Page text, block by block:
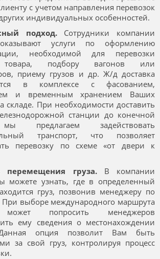
с учетом направления перевозок
индивидуальных особенностей.
подход.Сотрудники компании
услуги по оформлению
необходимой для перевозки
подбору вагонов или
приему грузов и др. Ж/д доставка
в комплексе с фасованием,
и временным хранением Ваших
складе. При необходимости доставить
станции до конечной
предлагаем задействовать
транспорт, что позволяет
перевозку по схеме «от двери к
перемещения груза.В компании
можете узнать, где в определенный
груз, позвонив менеджеру по
При выборе международного маршрута
попросить менеджеров
ему сведения о местонахождении
опция позволит Вам быть
за свой груз, контролируя процесс